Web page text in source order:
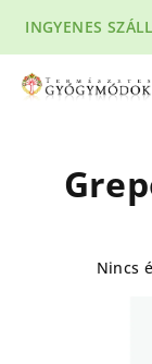
fő
tartalomhoz
INGYENES
A
Nincs